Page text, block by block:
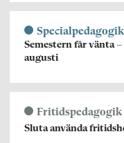
Specialpedagogik
Semestern får vänta
augusti
Fritidspedagogik
Sluta använda